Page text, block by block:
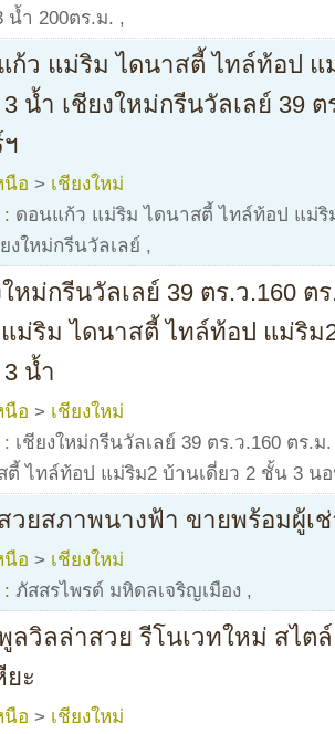
น้ำ 200ตร.ม. ,
ก้ว แม่ริม ไดนาสตี้ ไทล์ท้อป แ
น้ำ เชียงใหม่กรีนวัลเลย์ 39
นือ > เชียงใหม่
ดอนแก้ว แม่ริม ไดนาสตี้ ไทล์ท้อป แม่ริ
งใหม่กรีนวัลเลย์ ,
ใหม่กรีนวัลเลย์ 39 ตร.ว.160
ม่ริม ไดนาสตี้ ไทล์ท้อป แม่ริม
น้ำ
นือ > เชียงใหม่
เชียงใหม่กรีนวัลเลย์ 39 ตร.ว.160 ตร.
ตี้ ไทล์ท้อป แม่ริม2 บ้านเดี่ยว 2 ชั้น 3 น
วยสภาพนางฟ้า ขายพร้อมผู้เ
นือ > เชียงใหม่
ภัสสรไพรด์ มหิดลเจริญเมือง ,
ลวิลล่าสวย รีโนเวทใหม่ สไตล์​
ยะ
นือ > เชียงใหม่